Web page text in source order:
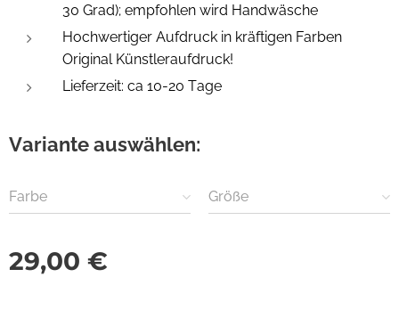
30 Grad); empfohlen wird Handwäsche
Hochwertiger Aufdruck in kräftigen Farben
Original Künstleraufdruck!
Lieferzeit: ca 10-20 Tage
Variante auswählen:
Farbe Größe
29,00 €